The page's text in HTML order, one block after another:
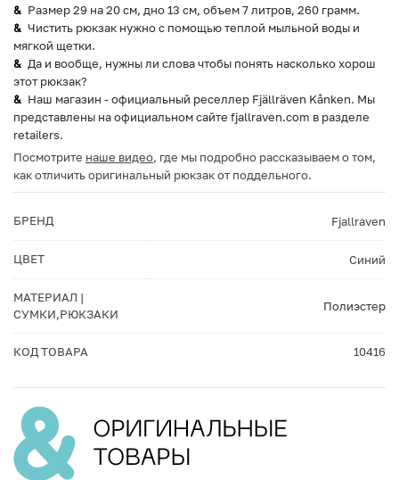
Размер 29 на 20 см, дно 13 см, объем 7 литров, 260 грамм.
Чистить рюкзак нужно с помощью теплой мыльной воды и
мягкой щетки.
Да и вообще, нужны ли слова чтобы понять насколько хорош
этот рюкзак?
Наш магазин - официальный реселлер Fjällräven Kånken. Мы
представлены на официальном сайте fjallraven.com в разделе
retailers.
Посмотрите наше видео, где мы подробно рассказываем о том,
как отличить оригинальный рюкзак от поддельного.
БРЕНД Fjallraven
ЦВЕТ Синий
МАТЕРИАЛ |
СУМКИ,РЮКЗАКИ
Полиэстер
КОД ТОВАРА 10416